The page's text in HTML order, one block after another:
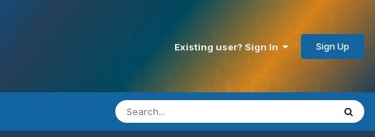
Existing user? Sign In Sign Up